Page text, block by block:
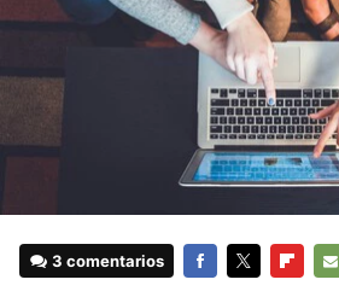
3 comentarios